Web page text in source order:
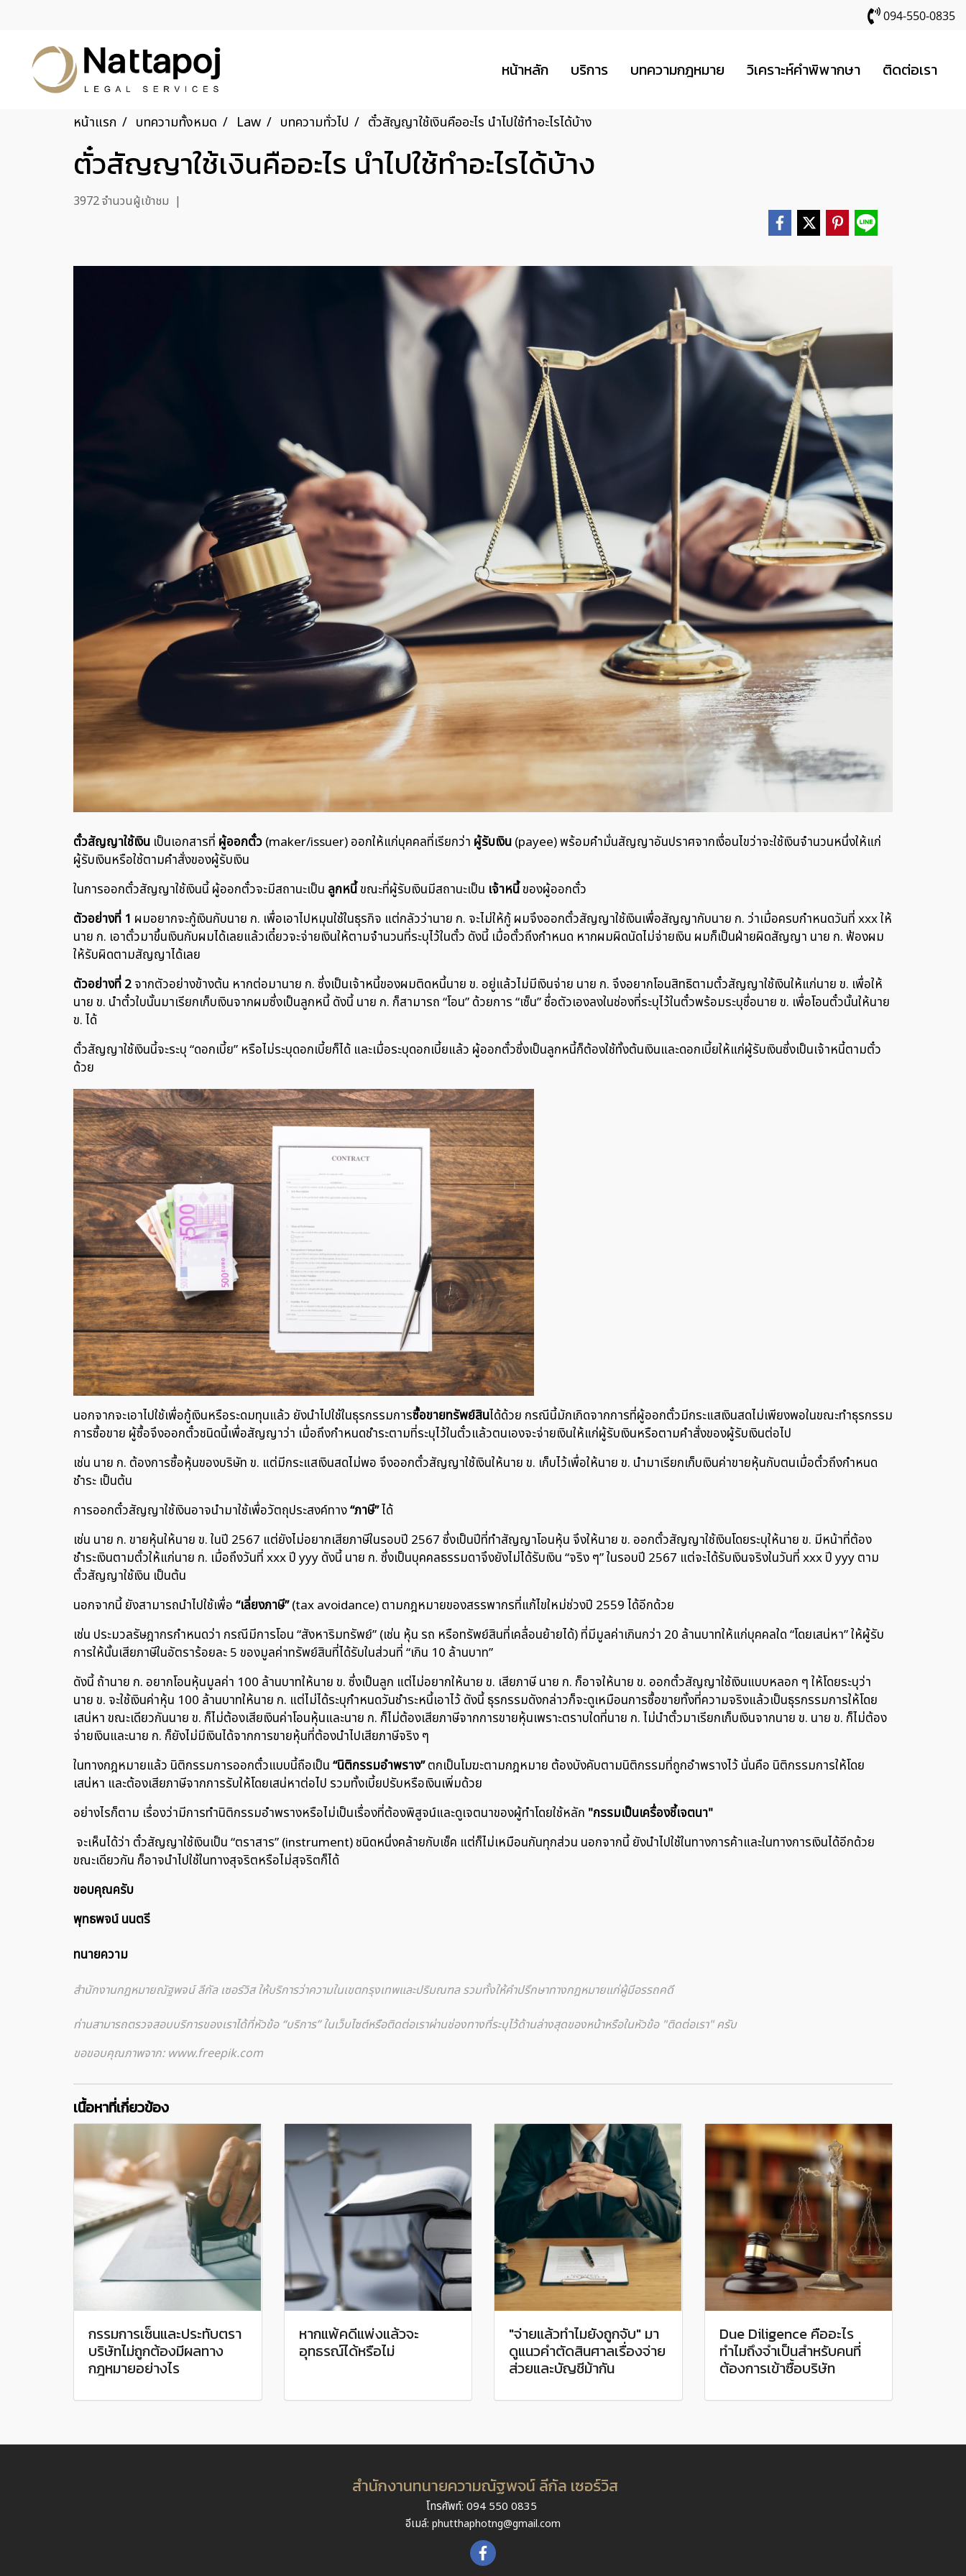
094-550-0835
หน้าหลัก บริการ บทความกฎหมาย วิเคราะห์คำพิพากษา ติดต่อเรา
หน้าแรก บทความทั้งหมด Law บทความทั่วไป ตั๋วสัญญาใช้เงินคืออะไร นำไปใช้ทำอะไรได้บ้าง
ตั๋วสัญญาใช้เงินคืออะไร นำไปใช้ทำอะไรได้บ้าง
3972 จำนวนผู้เข้าชม |
ตั๋วสัญญาใช้เงิน เป็นเอกสารที่ ผู้ออกตั๋ว(maker/issuer) ออกให้แก่บุคคลที่เรียกว่า ผู้รับเงิน(payee) พร้อมคำมั่นสัญญาอันปราศจากเงื่อนไขว่าจะใช้เงินจำนวนหนึ่งให้แก่
ผู้รับเงินหรือใช้ตามคำสั่งของผู้รับเงิน
ในการออกตั๋วสัญญาใช้เงินนี้ ผู้ออกตั๋วจะมีสถานะเป็น ลูกหนี้ขณะที่ผู้รับเงินมีสถานะเป็น เจ้าหนี้ของผู้ออกตั๋ว
ตัวอย่างที่ 1 ผมอยากจะกู้เงินกับนาย ก. เพื่อเอาไปหมุนใช้ในธุรกิจ แต่กลัวว่านาย ก. จะไม่ให้กู้ ผมจึงออกตั๋วสัญญาใช้เงินเพื่อสัญญากับนาย ก. ว่าเมื่อครบกำหนดวันที่ xxx ให้
นาย ก. เอาตั๋วมาขึ้นเงินกับผมได้เลยแล้วเดี๋ยวจะจ่ายเงินให้ตามจำนวนที่ระบุไว้ในตั๋ว ดังนี้ เมื่อตั๋วถึงกำหนด หากผมผิดนัดไม่จ่ายเงิน ผมก็เป็นฝ่ายผิดสัญญา นาย ก. ฟ้องผม
ให้รับผิดตามสัญญาได้เลย
ตัวอย่างที่ 2จากตัวอย่างข้างต้น หากต่อมานาย ก. ซึ่งเป็นเจ้าหนี้ของผมติดหนี้นาย ข. อยู่แล้วไม่มีเงินจ่าย นาย ก. จึงอยากโอนสิทธิตามตั๋วสัญญาใช้เงินให้แก่นาย ข. เพื่อให้
นาย ข. นำตั๋วใบนั้นมาเรียกเก็บเงินจากผมซึ่งเป็นลูกหนี้ ดังนี้ นาย ก. ก็สามารถ “โอน” ด้วยการ “เซ็น” ชื่อตัวเองลงในช่องที่ระบุไว้ในตั๋วพร้อมระบุชื่อนาย ข. เพื่อโอนตั๋วนั้นให้นาย
ข. ได้
ตั๋วสัญญาใช้เงินนี้จะระบุ “ดอกเบี้ย” หรือไม่ระบุดอกเบี้ยก็ได้ และเมื่อระบุดอกเบี้ยแล้ว ผู้ออกตั๋วซึ่งเป็นลูกหนี้ก็ต้องใช้ทั้งต้นเงินและดอกเบี้ยให้แก่ผู้รับเงินซึ่งเป็นเจ้าหนี้ตามตั๋ว
ด้วย
นอกจากจะเอาไปใช้เพื่อกู้เงินหรือระดมทุนแล้ว ยังนำไปใช้ในธุรกรรมการซื้อขายทรัพย์สินได้ด้วย กรณีนี้มักเกิดจากการที่ผู้ออกตั๋วมีกระแสเงินสดไม่เพียงพอในขณะทำธุรกรรม
การซื้อขาย ผู้ซื้อจึงออกตั๋วชนิดนี้เพื่อสัญญาว่า เมื่อถึงกำหนดชำระตามที่ระบุไว้ในตั๋วแล้วตนเองจะจ่ายเงินให้แก่ผู้รับเงินหรือตามคำสั่งของผู้รับเงินต่อไป
เช่น นาย ก. ต้องการซื้อหุ้นของบริษัท ข. แต่มีกระแสเงินสดไม่พอ จึงออกตั๋วสัญญาใช้เงินให้นาย ข. เก็บไว้เพื่อให้นาย ข. นำมาเรียกเก็บเงินค่าขายหุ้นกับตนเมื่อตั๋วถึงกำหนด
ชำระ เป็นต้น
การออกตั๋วสัญญาใช้เงินอาจนำมาใช้เพื่อวัตถุประสงค์ทาง“ภาษี”ได้
เช่น นาย ก. ขายหุ้นให้นาย ข. ในปี 2567 แต่ยังไม่อยากเสียภาษีในรอบปี 2567 ซึ่งเป็นปีที่ทำสัญญาโอนหุ้น จึงให้นาย ข. ออกตั๋วสัญญาใช้เงินโดยระบุให้นาย ข. มีหน้าที่ต้อง
ชำระเงินตามตั๋วให้แก่นาย ก. เมื่อถึงวันที่ xxx ปี yyy ดังนี้ นาย ก. ซึ่งเป็นบุคคลธรรมดาจึงยังไม่ได้รับเงิน “จริง ๆ” ในรอบปี 2567 แต่จะได้รับเงินจริงในวันที่ xxx ปี yyy ตาม
ตั๋วสัญญาใช้เงิน เป็นต้น
นอกจากนี้ ยังสามารถนำไปใช้เพื่อ“เลี่ยงภาษี”(tax avoidance) ตามกฎหมายของสรรพากรที่แก้ไขใหม่ช่วงปี 2559 ได้อีกด้วย
เช่น ประมวลรัษฎากรกำหนดว่า กรณีมีการโอน “สังหาริมทรัพย์” (เช่น หุ้น รถ หรือทรัพย์สินที่เคลื่อนย้ายได้) ที่มีมูลค่าเกินกว่า 20 ล้านบาทให้แก่บุคคลใด “โดยเสน่หา” ให้ผู้รับ
การให้นั้นเสียภาษีในอัตราร้อยละ 5 ของมูลค่าทรัพย์สินที่ได้รับในส่วนที่ “เกิน 10 ล้านบาท”
ดังนี้ ถ้านาย ก. อยากโอนหุ้นมูลค่า 100 ล้านบาทให้นาย ข. ซึ่งเป็นลูก แต่ไม่อยากให้นาย ข. เสียภาษี นาย ก. ก็อาจให้นาย ข. ออกตั๋วสัญญาใช้เงินแบบหลอก ๆ ให้โดยระบุว่า
นาย ข. จะใช้เงินค่าหุ้น 100 ล้านบาทให้นาย ก. แต่ไม่ได้ระบุกำหนดวันชำระหนี้เอาไว้ ดังนี้ ธุรกรรมดังกล่าวก็จะดูเหมือนการซื้อขายทั้งที่ความจริงแล้วเป็นธุรกรรมการให้โดย
เสน่หา ขณะเดียวกันนาย ข. ก็ไม่ต้องเสียเงินค่าโอนหุ้นและนาย ก. ก็ไม่ต้องเสียภาษีจากการขายหุ้นเพราะตราบใดที่นาย ก. ไม่นำตั๋วมาเรียกเก็บเงินจากนาย ข. นาย ข. ก็ไม่ต้อง
จ่ายเงินและนาย ก. ก็ยังไม่มีเงินได้จากการขายหุ้นที่ต้องนำไปเสียภาษีจริง ๆ
ในทางกฎหมายแล้ว นิติกรรมการออกตั๋วแบบนี้ถือเป็น“นิติกรรมอำพราง”ตกเป็นโมฆะตามกฎหมาย ต้องบังคับตามนิติกรรมที่ถูกอำพรางไว้ นั่นคือ นิติกรรมการให้โดย
เสน่หา และต้องเสียภาษีจากการรับให้โดยเสน่หาต่อไป รวมทั้งเบี้ยปรับหรือเงินเพิ่มด้วย
อย่างไรก็ตาม เรื่องว่ามีการทำนิติกรรมอำพรางหรือไม่เป็นเรื่องที่ต้องพิสูจน์และดูเจตนาของผู้ทำโดยใช้หลัก "กรรมเป็นเครื่องชี้เจตนา"
จะเห็นได้ว่า ตั๋วสัญญาใช้เงินเป็น “ตราสาร” (instrument) ชนิดหนึ่งคล้ายกับเช็ค แต่ก็ไม่เหมือนกันทุกส่วน นอกจากนี้ ยังนำไปใช้ในทางการค้าและในทางการเงินได้อีกด้วย
ขณะเดียวกัน ก็อาจนำไปใช้ในทางสุจริตหรือไม่สุจริตก็ได้
ขอบคุณครับ
พุทธพจน์ นนตรี
ทนายความ
สำนักงานกฎหมายณัฐพจน์ ลีกัล เซอร์วิส ให้บริการว่าความในเขตกรุงเทพและปริมณฑล รวมทั้งให้คำปรึกษาทางกฎหมายแก่ผู้มีอรรถคดี
ท่านสามารถตรวจสอบบริการของเราได้ที่หัวข้อ “บริการ” ในเว็บไซต์หรือติดต่อเราผ่านช่องทางที่ระบุไว้ด้านล่างสุดของหน้าหรือในหัวข้อ "ติดต่อเรา" ครับ
ขอขอบคุณภาพจาก: www.freepik.com
เนื้อหาที่เกี่ยวข้อง
กรรมการเซ็นและประทับตรา
บริษัทไม่ถูกต้องมีผลทาง
กฎหมายอย่างไร
หากแพ้คดีแพ่งแล้วจะ
อุทธรณ์ได้หรือไม่
"จ่ายแล้วทำไมยังถูกจับ" มา
ดูแนวคำตัดสินศาลเรื่องจ่าย
ส่วยและบัญชีม้ากัน
Due Diligence คืออะไร
ทำไมถึงจำเป็นสำหรับคนที่
ต้องการเข้าซื้อบริษัท
สำนักงานทนายความณัฐพจน์ ลีกัล เซอร์วิส
โทรศัพท์: 094 550 0835
อีเมล์: phutthaphotng@gmail.com